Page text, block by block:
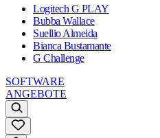
Logitech G PLAY
Bubba Wallace
Suellio Almeida
Bianca Bustamante
G Challenge
SOFTWARE
ANGEBOTE